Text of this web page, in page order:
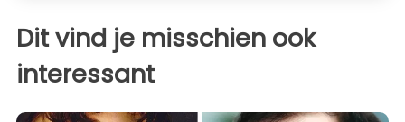
Dit vind je misschien ook
interessant